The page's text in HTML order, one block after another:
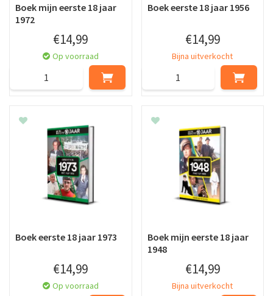
Boek mijn eerste 18 jaar
1972
€14,99
Op voorraad
Boek eerste 18 jaar 1956
€14,99
Bijna uitverkocht
Boek eerste 18 jaar 1973
€14,99
Op voorraad
Boek mijn eerste 18 jaar
1948
€14,99
Bijna uitverkocht